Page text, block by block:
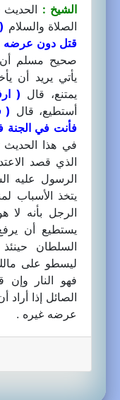
الشيخ :
الصلاة والسلام
قتل دون عرضه
صحيح مسلم أن
يأتي يريد أن
يمتنع، قال (
أستطيع، قال (
فأنت في الجنة
في هذا
الذي قصد
الرسول عليه
يتخذ الأسباب
الرجل بأنه لا
يستطيع أن
السلطان
ليسطو على
فهو النار
الصائل إذا
عرضه غيره .